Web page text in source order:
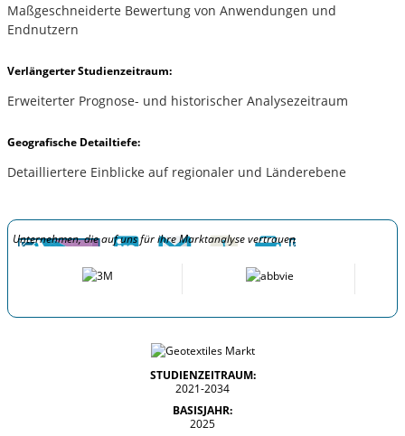
Maßgeschneiderte Bewertung von Anwendungen und
Endnutzern
Verlängerter Studienzeitraum:
Erweiterter Prognose- und historischer Analysezeitraum
Geografische Detailtiefe:
Detailliertere Einblicke auf regionaler und Länderebene
Unternehmen, die auf uns für ihre Marktanalyse vertrauen
STUDIENZEITRAUM:
2021-2034
BASISJAHR:
2025